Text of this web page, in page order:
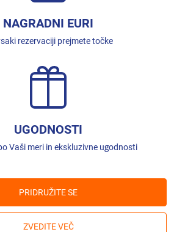
NAGRADNI EURI
rezervaciji prejmete točke
UGODNOSTI
Vaši meri in ekskluzivne ugodnosti
PRIDRUŽITE SE
ZVEDITE VEČ